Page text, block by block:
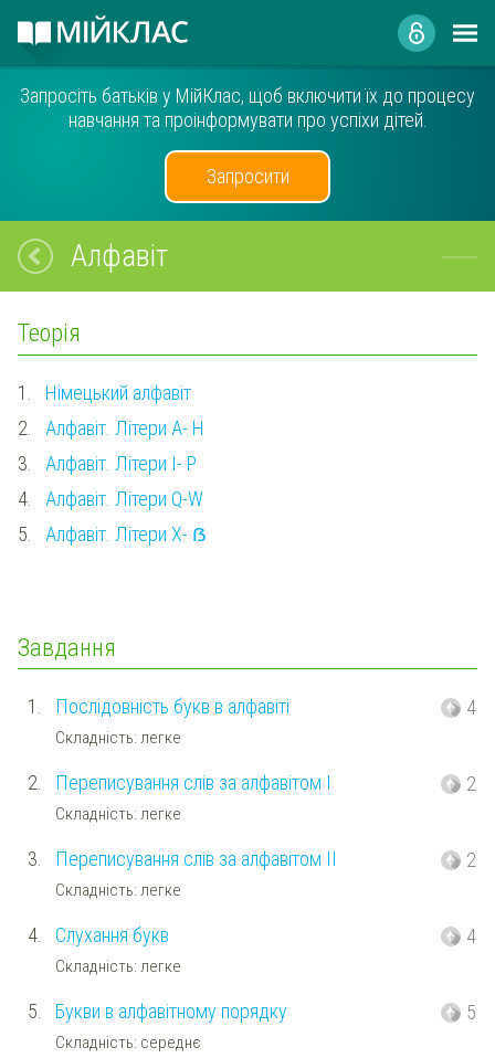
Запросіть батьків у МійКлас, щоб включити їх до процесу
навчання та проінформувати про успіхи дітей.
Запросити
Алфавіт
Теорія
1.
Німецький алфавіт
2.
Алфавіт. Літери A- H
3.
Алфавіт. Літери I- P
4.
Алфавіт. Літери Q-W
5.
Алфавіт. Літери X- ẞ
Завдання
1. Послідовність букв в алфавіті
Складність: легке
4
2. Переписування слів за алфавітом I
Складність: легке
2
3. Переписування слів за алфавітом II
Складність: легке
2
4. Слухання букв
Складність: легке
4
5. Букви в алфавітному порядку
Складність: середнє
5